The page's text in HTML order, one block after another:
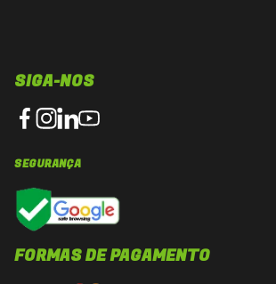
SIGA-NOS
SEGURANÇA
FORMAS DE PAGAMENTO